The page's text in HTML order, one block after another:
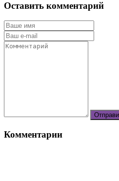
Оставить комментарий
Комментарии